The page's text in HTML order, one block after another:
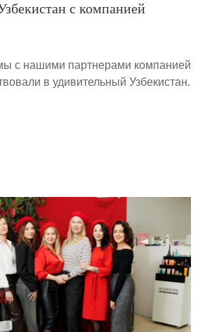
с компанией
с нашими партнерами компанией
в удивительный Узбекистан.